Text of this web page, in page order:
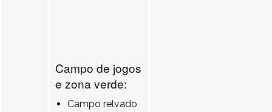
Campo de jogos
e zona verde:
Campo relvado